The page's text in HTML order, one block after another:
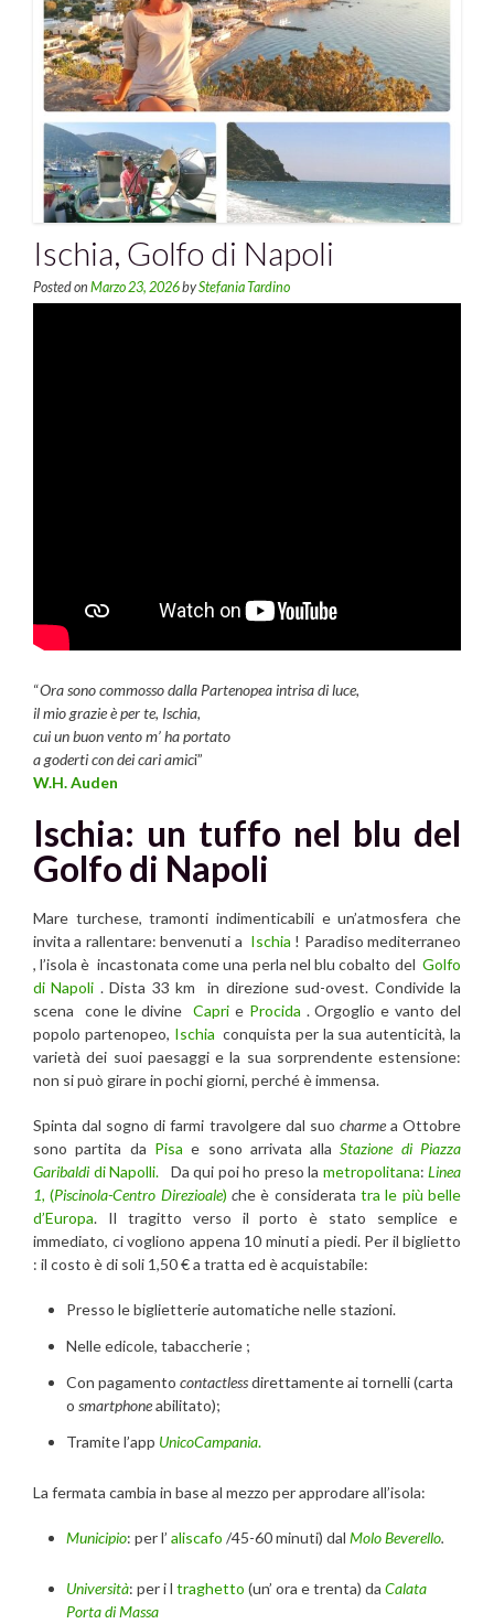
Ischia, Golfo di Napoli
Posted on Marzo 23, 2026byStefania Tardino
“Ora sono commosso dalla Partenopea intrisa di luce,
il mio grazie è per te, Ischia,
cui un buon vento m’ ha portato
a goderti con dei cari amici”
W.H. Auden
Ischia: un tuffo nel blu del
Golfo di Napoli
Mare turchese, tramonti indimenticabili e un’atmosfera che
invita a rallentare: benvenuti a Ischia ! Paradiso mediterraneo
, l’isola è incastonata come una perla nel blu cobalto del Golfo
di Napoli . Dista 33 km in direzione sud-ovest. Condivide la
scena cone le divineCapri e Procida . Orgoglio e vanto del
popolo partenopeo, Ischia conquista per la sua autenticità, la
varietà dei suoi paesaggi e la sua sorprendente estensione:
non si può girare in pochi giorni, perché è immensa.
Spinta dal sogno di farmi travolgere dal suo charmea Ottobre
sono partita da Pisa e sono arrivata allaStazione di Piazza
Garibaldi di Napolli. Da qui poi ho preso la metropolitana: Linea
1, (Piscinola-Centro Direzioale) che è consideratatra le più belle
d’Europa. Il tragitto verso il porto è stato semplice e
immediato, ci vogliono appena 10 minuti a piedi. Per il biglietto
: il costo è di soli 1,50 € a tratta ed è acquistabile:
Presso le biglietterie automatiche nelle stazioni.
Nelle edicole, tabaccherie ;
Con pagamento contactlessdirettamente ai tornelli (carta
o smartphoneabilitato);
Tramite l’app UnicoCampania.
La fermata cambia in base al mezzo per approdare all’isola:
Municipio: per l’ aliscafo /45-60 minuti) dal Molo Beverello.
Università: per i l traghetto (un’ ora e trenta) da Calata
Porta di Massa